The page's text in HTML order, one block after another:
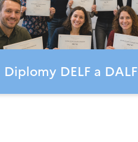
Diplomy DELF a DALF